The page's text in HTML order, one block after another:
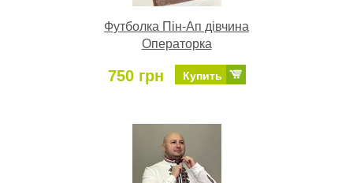
Футболка Пін-Ап дівчина
Операторка
750 грн Купить